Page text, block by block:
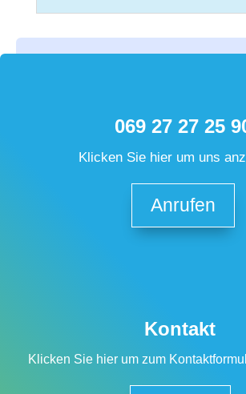
069 27 27 25
Klicken Sie hier um uns
Anrufen
Kontakt
Klicken Sie hier um zum